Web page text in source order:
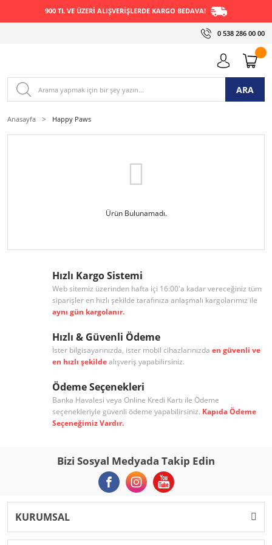
900 TL VE ÜZERİ ALIŞVERİŞLERDE KARGO BEDAVA!
0 538 286 00 00
ARA
Anasayfa Happy Paws
Ürün Bulunamadı.
Hızlı Kargo Sistemi
Web sitemiz üzerinden hafta içi 16:00'a kadar vereceğiniz tüm
siparişler en hızlı şekilde tarafınıza anlaşmalı kargolarımız ile
aynı gün kargolanır.
Hızlı & Güvenli Ödeme
İster bilgisayarınızda, ister mobil cihazlarınızda en güvenli ve
en hızlı şekildealışveriş yapabilirsiniz.
Ödeme Seçenekleri
Banka Havalesi veya Online Kredi Kartı ile Ödeme
seçenekleriyle güvenli ödeme yapabilirsiniz. Kapıda Ödeme
Seçeneğimiz Vardır.
Bizi Sosyal Medyada Takip Edin
KURUMSAL